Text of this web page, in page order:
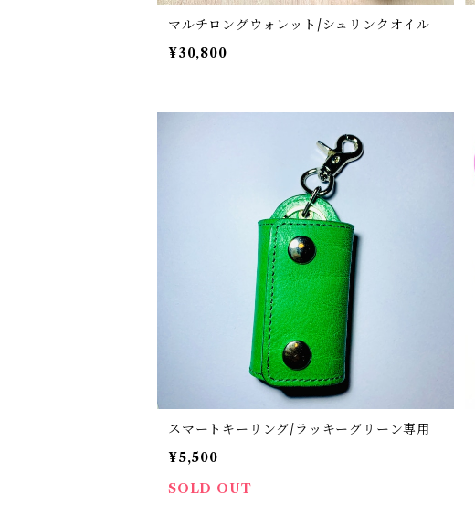
マルチロングウォレット/シュリンクオイル
¥30,800
スマートキーリング/ラッキーグリーン専用
¥5,500
SOLD OUT